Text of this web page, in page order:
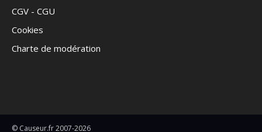
CGV - CGU
Cookies
Charte de modération
© Causeur.fr 2007-2026